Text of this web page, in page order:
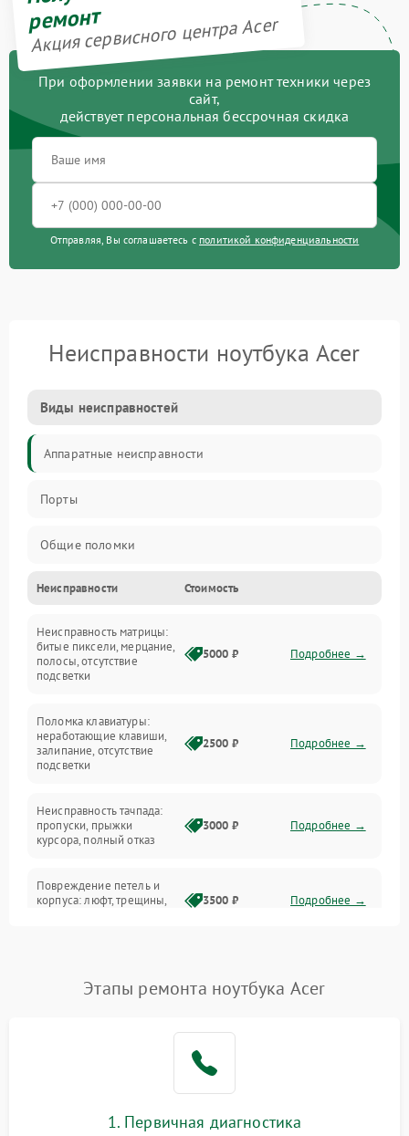
ремонт
Акция сервисного центра Acer
При оформлении заявки на ремонт техники через
сайт,
действует персональная бессрочная скидка
Отправляя, Вы соглашаетесь с политикой конфиденциальности
Неисправности ноутбука Acer
Виды неисправностей
Аппаратные неисправности
Порты
Общие поломки
Устройства
Программные ошибки
Электрические и системные сбои
Интерфейсные проблемы
Батарея
Сеть и интернет
Неисправности Стоимость
Неисправность матрицы:
битые пиксели, мерцание,
полосы, отсутствие
подсветки
5000 ₽ Подробнее →
Поломка клавиатуры:
неработающие клавиши,
залипание, отсутствие
подсветки
2500 ₽ Подробнее →
Неисправность тачпада:
пропуски, прыжки
курсора, полный отказ
3000 ₽ Подробнее →
Повреждение петель и
корпуса: люфт, трещины,
3500 ₽ Подробнее →
невозможность зарядки,
2500 ₽ Подробнее →
2000 ₽
Перегрев из‑за пыли,
Этапы ремонта ноутбука Acer
1. Первичная диагностика